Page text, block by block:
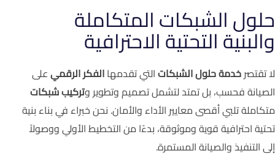
حلول الشبكات المتكاملة
والبنية التحتية الاحترافية
لا تقتصرخدمة حلول الشبكاتالتي تقدمهاالفكر الرقميعلى
الصيانة فحسب، بل تمتد لتشمل تصميم وتطوير وتركيب شبكات
متكاملة تلبي أقصى معايير الأداء والأمان. نحن خبراء في بناء بنية
تحتية احترافية قوية وموثوقة، بدءًا من التخطيط الأولي ووصولاً
إلى التنفيذ والصيانة المستمرة.